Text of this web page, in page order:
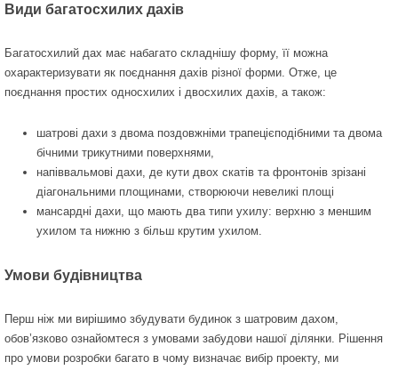
Види багатосхилих дахів
Багатосхилий дах має набагато складнішу форму, її можна
охарактеризувати як поєднання дахів різної форми. Отже, це
поєднання простих односхилих і двосхилих дахів, а також:
шатрові дахи з двома поздовжніми трапецієподібними та двома
бічними трикутними поверхнями,
напіввальмові дахи, де кути двох скатів та фронтонів зрізані
діагональними площинами, створюючи невеликі площі
мансардні дахи, що мають два типи ухилу: верхню з меншим
ухилом та нижню з більш крутим ухилом.
Умови будівництва
Перш ніж ми вирішимо збудувати будинок з шатровим дахом,
обов’язково ознайомтеся з умовами забудови нашої ділянки. Рішення
про умови розробки багато в чому визначає вибір проекту, ми